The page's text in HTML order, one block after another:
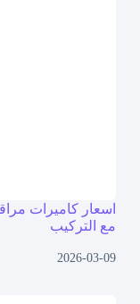
مع التركيب
2026-03-09